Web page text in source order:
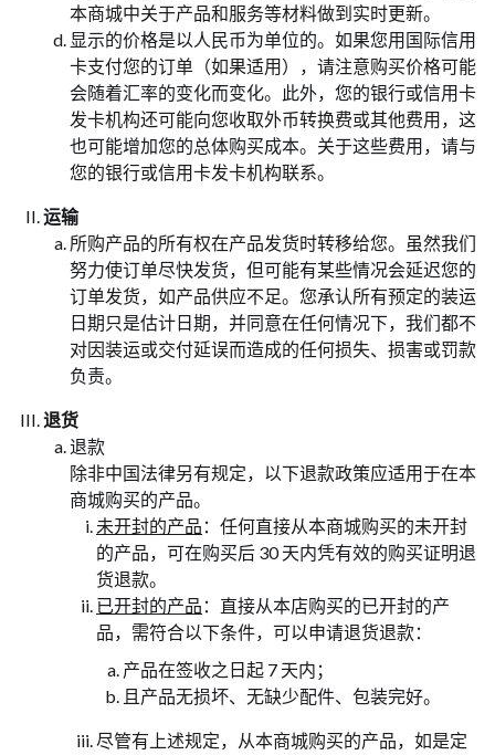
本商城中关于产品和服务等材料做到实时更新。
显示的价格是以人民币为单位的。如果您用国际信用
卡支付您的订单（如果适用），请注意购买价格可能
会随着汇率的变化而变化。此外，您的银行或信用卡
发卡机构还可能向您收取外币转换费或其他费用，这
也可能增加您的总体购买成本。关于这些费用，请与
您的银行或信用卡发卡机构联系。
运输
所购产品的所有权在产品发货时转移给您。虽然我们
努力使订单尽快发货，但可能有某些情况会延迟您的
订单发货，如产品供应不足。您承认所有预定的装运
日期只是估计日期，并同意在任何情况下，我们都不
对因装运或交付延误而造成的任何损失、损害或罚款
负责。
退货
退款
除非中国法律另有规定，以下退款政策应适用于在本
商城购买的产品。
未开封的产品 ：任何直接从本商城购买的未开封
的产品，可在购买后 30 天内凭有效的购买证明退
货退款。
已开封的产品 ：直接从本店购买的已开封的产
品，需符合以下条件，可以申请退货退款：
产品在签收之日起 7 天内；
且产品无损坏、无缺少配件、包装完好。
尽管有上述规定，从本商城购买的产品，如是定